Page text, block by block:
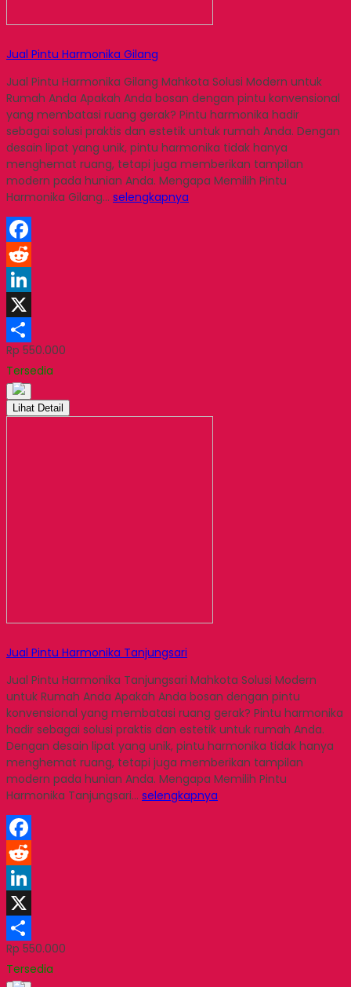
Jual Pintu Harmonika Gilang
Jual Pintu Harmonika Gilang Mahkota Solusi Modern untuk
Rumah Anda Apakah Anda bosan dengan pintu konvensional
yang membatasi ruang gerak? Pintu harmonika hadir
sebagai solusi praktis dan estetik untuk rumah Anda. Dengan
desain lipat yang unik, pintu harmonika tidak hanya
menghemat ruang, tetapi juga memberikan tampilan
modern pada hunian Anda. Mengapa Memilih Pintu
Harmonika Gilang… selengkapnya
Facebook
Reddit
LinkedIn
X
Share
Rp 550.000
Tersedia
Lihat Detail
Jual Pintu Harmonika Tanjungsari
Jual Pintu Harmonika Tanjungsari Mahkota Solusi Modern
untuk Rumah Anda Apakah Anda bosan dengan pintu
konvensional yang membatasi ruang gerak? Pintu harmonika
hadir sebagai solusi praktis dan estetik untuk rumah Anda.
Dengan desain lipat yang unik, pintu harmonika tidak hanya
menghemat ruang, tetapi juga memberikan tampilan
modern pada hunian Anda. Mengapa Memilih Pintu
Harmonika Tanjungsari… selengkapnya
Facebook
Reddit
LinkedIn
X
Share
Rp 550.000
Tersedia